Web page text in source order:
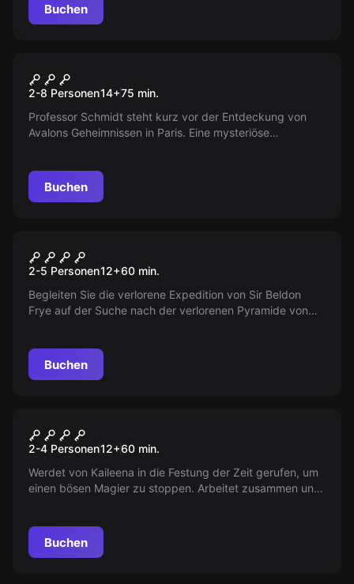
Buchen
DER MONA LISA RAUB
2-8 Personen14+75 min.
Professor Schmidt steht kurz vor der Entdeckung von
Avalons Geheimnissen in Paris. Eine mysteriöse
seine Suche. Wird er einen Weg finden, das Rätsel zu
entschlüsseln?
Buchen
Escape the lost Pyramid
2-5 Personen12+60 min.
Begleiten Sie die verlorene Expedition von Sir Beldon
Frye auf der Suche nach der verlorenen Pyramide von
Buchen
Prince Of Persia
2-4 Personen12+60 min.
Werdet von Kaileena in die Festung der Zeit gerufen, um
einen bösen Magier zu stoppen. Arbeitet zusammen und
Buchen